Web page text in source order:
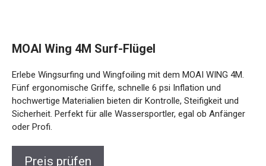
Fünf ergonomische Griffe, schnelle 6 psi Inflation und
hochwertige Materialien bieten dir Kontrolle, Steifigkeit und
Sicherheit. Perfekt für alle Wassersportler, egal ob Anfänger
oder Profi.